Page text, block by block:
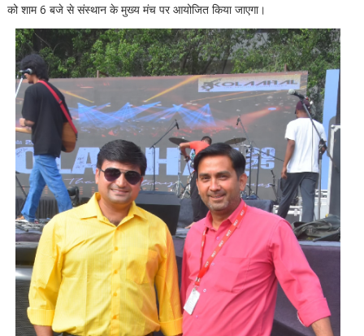
को शाम 6 बजे से संस्थान के मुख्य मंच पर आयोजित किया जाएगा।